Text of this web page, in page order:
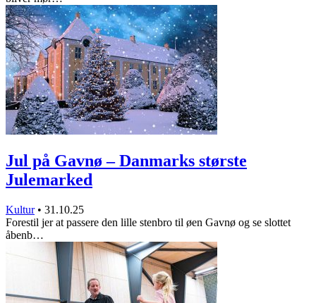
Jul på Gavnø – Danmarks største
Julemarked
Kultur • 31.10.25
Forestil jer at passere den lille stenbro til øen Gavnø og se slottet
åbenb…